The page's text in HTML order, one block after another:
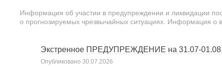
Информация об участии в предупреждении и ликвидации
о прогнозируемых чрезвычайных ситуациях. Информация о
Экстренное ПРЕДУПРЕЖДЕНИЕ на 31.07-
Опубликовано 30.07.2026